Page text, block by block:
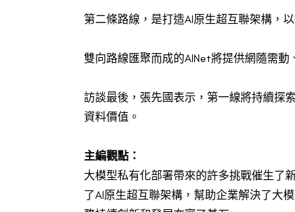
第二條路線，是打造AI原生超互聯架構，
雙向路線匯聚而成的AINet將提供網隨需
訪談最後，張先國表示，第一線將持續探
資料價值。
主編觀點：
大模型私有化部署帶來的許多挑戰催生了
了AI原生超互聯架構，幫助企業解決了大